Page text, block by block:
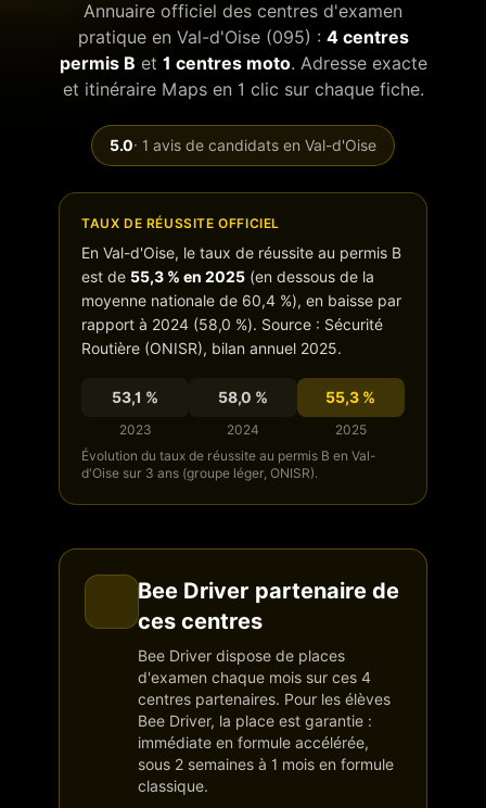
Annuaire officiel des centres d'examen
pratique en Val-d'Oise(095) : 4centres
permis B et 1 centres moto. Adresse exacte
et itinéraire Maps en 1 clic sur chaque fiche.
5.0· 1 avis de candidats en Val-d'Oise
TAUX DE RÉUSSITE OFFICIEL
En Val-d'Oise, le taux de réussite au permis B
est de 55,3 % en 2025 (en dessous de la
moyenne nationale de 60,4 %), en baisse par
rapport à 2024 (58,0 %). Source : Sécurité
Routière (ONISR), bilan annuel 2025.
53,1 %
2023
58,0 %
2024
55,3 %
2025
Évolution du taux de réussite au permis B en Val-
d'Oise sur 3 ans (groupe léger, ONISR).
Bee Driver partenaire de
ces centres
Bee Driver dispose de places
d'examen chaque mois sur ces 4
centres partenaires. Pour les élèves
Bee Driver, la place est garantie :
immédiate en formule accélérée,
sous 2 semaines à 1 mois en formule
classique.